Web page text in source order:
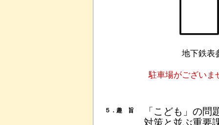
地下鉄表
駐車場がございま
５．趣 旨
「こども」の問
対策と並ぶ重要